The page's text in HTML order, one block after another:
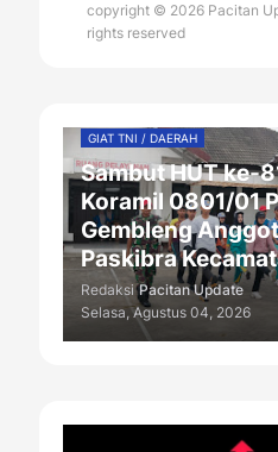
copyright © 2026 Pacitan
rights reserved
GIAT TNI / DAERAH
Sambut HUT ke-
Koramil 0801/01
Gembleng
Paskibra
Redaksi Pacitan Update
Selasa, Agustus 04, 2026